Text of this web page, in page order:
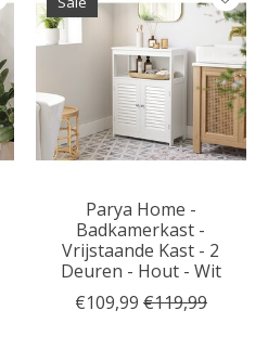
Parya Home -
Badkamerkast -
Vrijstaande Kast - 2
Deuren - Hout - Wit
€109,99 €119,99